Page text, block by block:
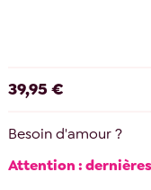
39,95 €
Besoin d'amour ?
Attention :